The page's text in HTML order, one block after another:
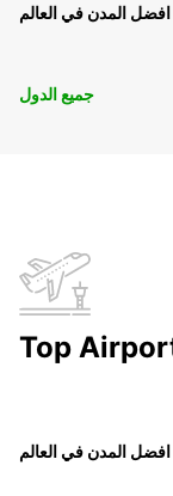
افضل المدن في العالم
جميع الدول
Top
افضل المدن في العالم